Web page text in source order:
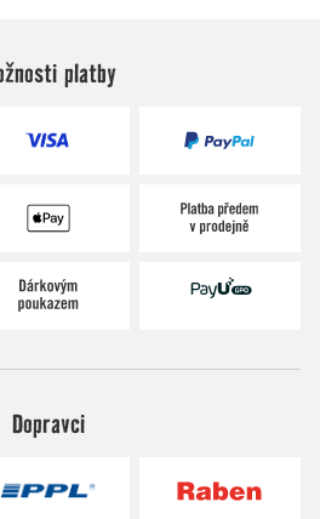
platby
Dopravci